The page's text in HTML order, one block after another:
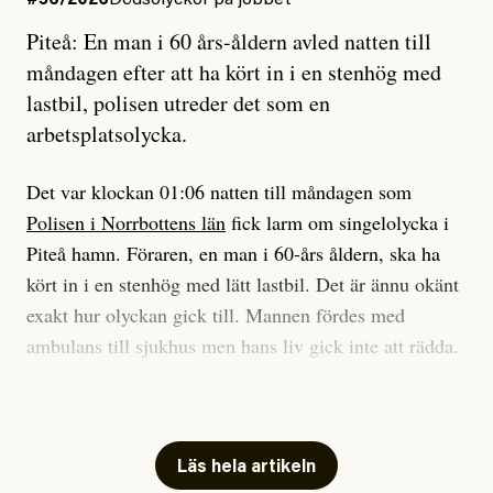
Ett försök till korta svar som jag hoppas kan förtydliga
för Kuhn och Sassarinis-McGowan och andra hur jag
som chefredaktör ser på Dagens ETC:s uppdrag och
roll.
Vi skriver för våra läsare som vill bli informerade,
överraskade, bekräftade, utmanade – och som kräver
att vi granskar allt och alla.
Vi är som sagt en röd, grön och oberoende tidning.
Det betyder en annan journalistik än vad du hittar i
perspektiv och urval. Det handlar däremot aldrig om
att freda någon eller några. Eller, konkret, om att
Jag sökte ljuset och meningen,
efter det som var rent, rätt och sant,
och aldrig såg jag det klarare än
när jag ombord på bussen hjälpte en tant.
#23/2026Intervjun
Jesper Lundby: ”Livet i sig
är ganska politiskt”
Piteå: En man i 60 års-åldern avled natten till
måndagen efter att ha kört in i en stenhög med
lastbil, polisen utreder det som en
arbetsplatsolycka.
Det var klockan 01:06 natten till måndagen som
Polisen i Norrbottens län fick larm om singelolycka i
Piteå hamn. Föraren, en man i 60-års åldern, ska ha
kört in i en stenhög med lätt lastbil. Det är ännu okänt
exakt hur olyckan gick till. Mannen fördes med
ambulans till sjukhus men hans liv gick inte att rädda.
platsen, säger Elis Brännström, RLC-befäl på polisens
Läs hela artikeln